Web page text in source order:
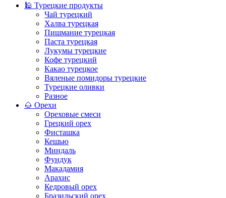
🕌 Турецкие продукты
Чай турецкий
Халва турецкая
Пишмание турецкая
Паста турецкая
Лукумы турецкие
Кофе турецкий
Какао турецкое
Вяленые помидоры турецкие
Турецкие оливки
Разное
🌰 Орехи
Ореховые смеси
Грецкий орех
Фисташка
Кешью
Миндаль
Фундук
Макадамия
Арахис
Кедровый орех
Бразильский орех